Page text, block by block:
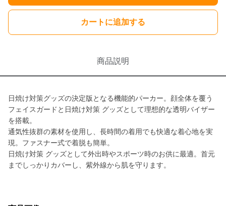
カートに追加する
商品説明
日焼け対策グッズの決定版となる機能的パーカー。顔全体を覆う
フェイスガードと日焼け対策 グッズとして理想的な透明バイザー
を搭載。
通気性抜群の素材を使用し、長時間の着用でも快適な着心地を実
現。ファスナー式で着脱も簡単。
日焼け対策 グッズとして外出時やスポーツ時のお供に最適。首元
までしっかりカバーし、紫外線から肌を守ります。